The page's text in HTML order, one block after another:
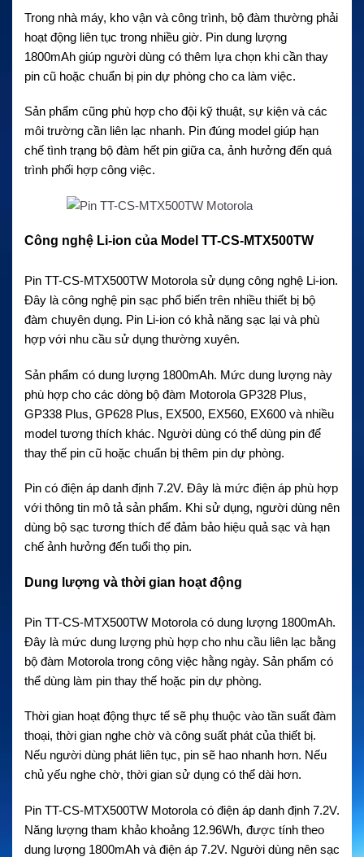
Trong nhà máy, kho vận và công trình, bộ đàm thường phải
hoạt động liên tục trong nhiều giờ. Pin dung lượng
1800mAh giúp người dùng có thêm lựa chọn khi cần thay
pin cũ hoặc chuẩn bị pin dự phòng cho ca làm việc.
Sản phẩm cũng phù hợp cho đội kỹ thuật, sự kiện và các
môi trường cần liên lạc nhanh. Pin đúng model giúp hạn
chế tình trạng bộ đàm hết pin giữa ca, ảnh hưởng đến quá
trình phối hợp công việc.
Công nghệ Li-ion của Model TT-CS-MTX500TW
Pin TT-CS-MTX500TW Motorola sử dụng công nghệ Li-ion.
Đây là công nghệ pin sạc phổ biến trên nhiều thiết bị bộ
đàm chuyên dụng. Pin Li-ion có khả năng sạc lại và phù
hợp với nhu cầu sử dụng thường xuyên.
Sản phẩm có dung lượng 1800mAh. Mức dung lượng này
phù hợp cho các dòng bộ đàm Motorola GP328 Plus,
GP338 Plus, GP628 Plus, EX500, EX560, EX600 và nhiều
model tương thích khác. Người dùng có thể dùng pin để
thay thế pin cũ hoặc chuẩn bị thêm pin dự phòng.
Pin có điện áp danh định 7.2V. Đây là mức điện áp phù hợp
với thông tin mô tả sản phẩm. Khi sử dụng, người dùng nên
dùng bộ sạc tương thích để đảm bảo hiệu quả sạc và hạn
chế ảnh hưởng đến tuổi thọ pin.
Dung lượng và thời gian hoạt động
Pin TT-CS-MTX500TW Motorola có dung lượng 1800mAh.
Đây là mức dung lượng phù hợp cho nhu cầu liên lạc bằng
bộ đàm Motorola trong công việc hằng ngày. Sản phẩm có
thể dùng làm pin thay thế hoặc pin dự phòng.
Thời gian hoạt động thực tế sẽ phụ thuộc vào tần suất đàm
thoại, thời gian nghe chờ và công suất phát của thiết bị.
Nếu người dùng phát liên tục, pin sẽ hao nhanh hơn. Nếu
chủ yếu nghe chờ, thời gian sử dụng có thể dài hơn.
Pin TT-CS-MTX500TW Motorola có điện áp danh định 7.2V.
Năng lượng tham khảo khoảng 12.96Wh, được tính theo
dung lượng 1800mAh và điện áp 7.2V. Người dùng nên sạc